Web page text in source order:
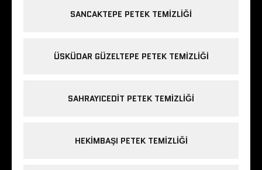
SANCAKTEPE PETEK TEMIZLIĞI
ÜSKÜDAR GÜZELTEPE PETEK TEMIZLIĞI
SAHRAYICEDIT PETEK TEMIZLIĞI
HEKIMBAŞI PETEK TEMIZLIĞI